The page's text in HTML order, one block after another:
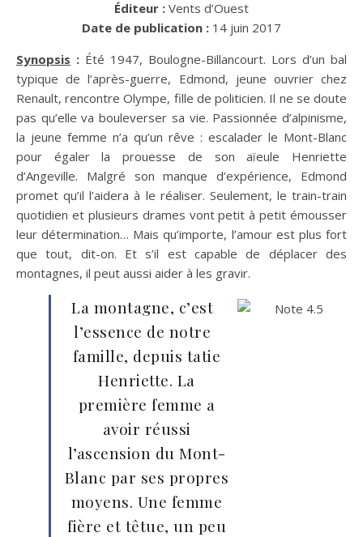
Éditeur : Vents d’Ouest
Date de publication : 14 juin 2017
Synopsis : Été 1947, Boulogne-Billancourt. Lors d’un bal
typique de l’après-guerre, Edmond, jeune ouvrier chez
Renault, rencontre Olympe, fille de politicien. Il ne se doute
pas qu’elle va bouleverser sa vie. Passionnée d’alpinisme,
la jeune femme n’a qu’un rêve : escalader le Mont-Blanc
pour égaler la prouesse de son aïeule Henriette
d’Angeville. Malgré son manque d’expérience, Edmond
promet qu’il l’aidera à le réaliser. Seulement, le train-train
quotidien et plusieurs drames vont petit à petit émousser
leur détermination… Mais qu’importe, l’amour est plus fort
que tout, dit-on. Et s’il est capable de déplacer des
montagnes, il peut aussi aider à les gravir.
La montagne, c’est
l’essence de notre
famille, depuis tatie
Henriette. La
première femme a
avoir réussi
l’ascension du Mont-
Blanc par ses propres
moyens. Une femme
fière et têtue, un peu